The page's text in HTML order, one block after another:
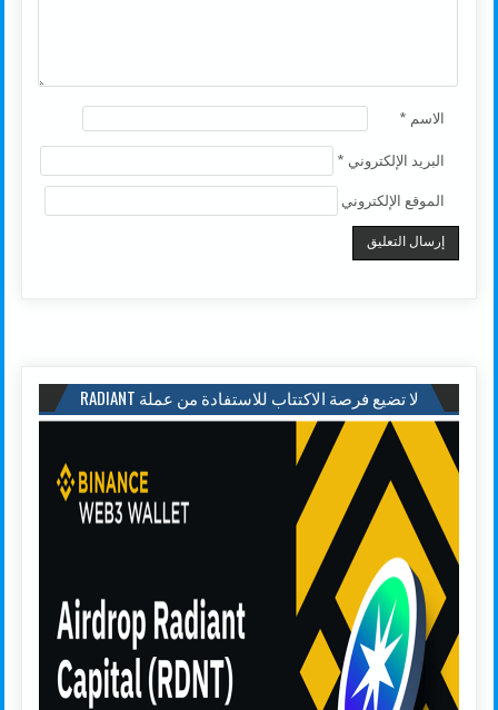
الاسم *
البريد الإلكتروني *
الموقع الإلكتروني
لا تضيع فرصة الاكتتاب للاستفادة من عملة RADIANT